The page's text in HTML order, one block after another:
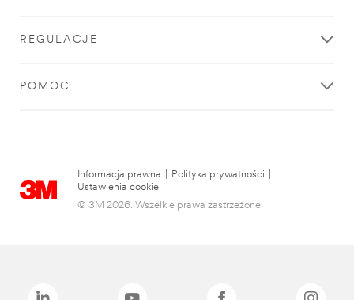
REGULACJE
POMOC
Informacja prawna Polityka prywatności
Ustawienia cookie
© 3M 2026. Wszelkie prawa zastrzeżone.